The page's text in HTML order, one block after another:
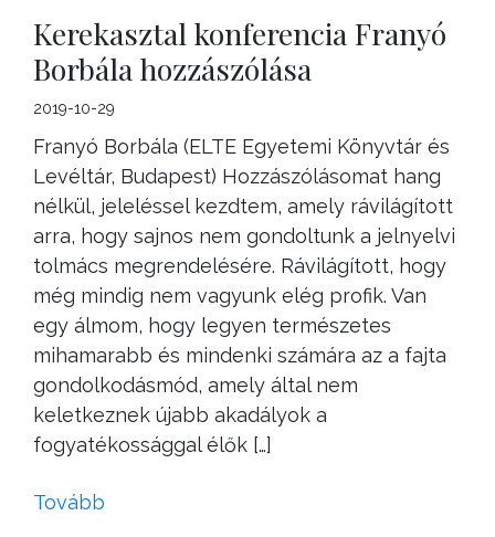
Kerekasztal konferencia Franyó
Borbála hozzászólása
2019-10-29
Franyó Borbála (ELTE Egyetemi Könyvtár és
Levéltár, Budapest) Hozzászólásomat hang
nélkül, jeleléssel kezdtem, amely rávilágított
arra, hogy sajnos nem gondoltunk a jelnyelvi
tolmács megrendelésére. Rávilágított, hogy
még mindig nem vagyunk elég profik. Van
egy álmom, hogy legyen természetes
mihamarabb és mindenki számára az a fajta
gondolkodásmód, amely által nem
keletkeznek újabb akadályok a
fogyatékossággal élők […]
Tovább